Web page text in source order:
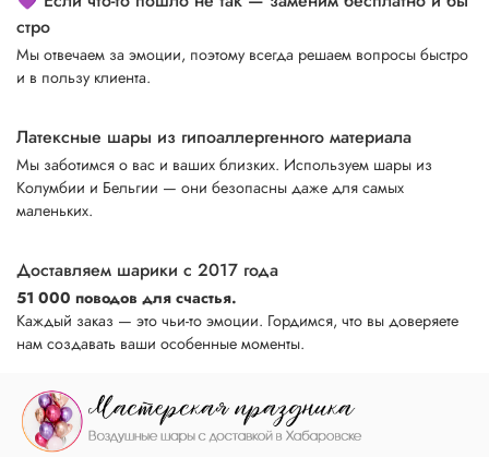
стро
Мы отвечаем за эмоции, поэтому всегда решаем вопросы быстро
и в пользу клиента.
Латексные шары из гипоаллергенного материала
Мы заботимся о вас и ваших близких. Используем шары из
Колумбии и Бельгии — они безопасны даже для самых
маленьких.
Доставляем шарики с 2017 года
51 000 поводов для счастья.
Каждый заказ — это чьи-то эмоции. Гордимся, что вы доверяете
нам создавать ваши особенные моменты.